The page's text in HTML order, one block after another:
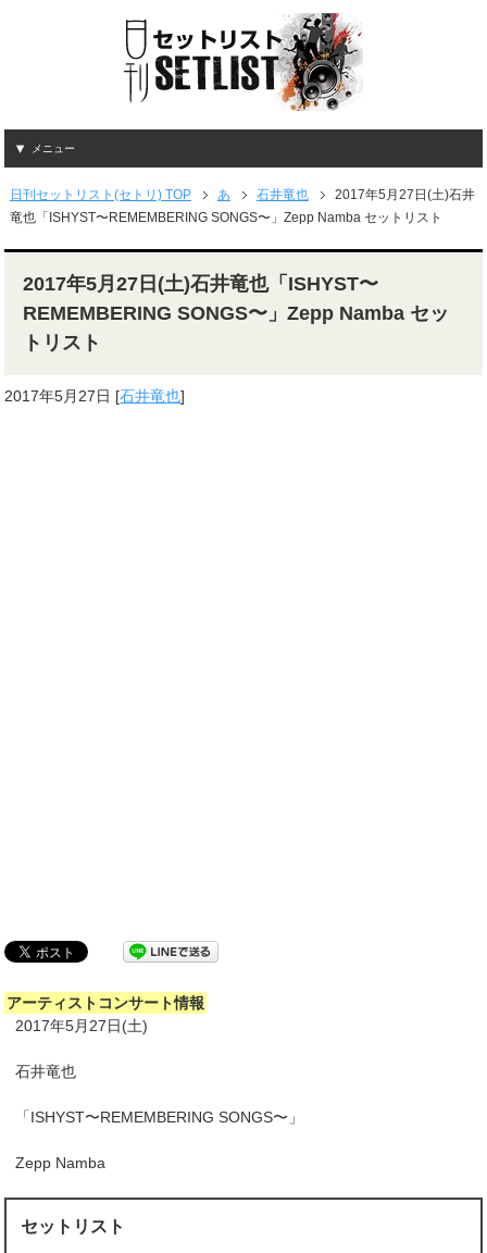
メニュー
日刊セットリスト(セトリ) TOP あ 石井竜也
2017年5月27日(土)石井
竜也「ISHYST〜REMEMBERING SONGS〜」Zepp Namba セットリスト
2017年5月27日(土)石井竜也「ISHYST〜
REMEMBERING SONGS〜」Zepp Namba セッ
トリスト
2017年5月27日 [石井竜也]
アーティストコンサート情報
2017年5月27日(土)
石井竜也
「ISHYST〜REMEMBERING SONGS〜」
Zepp Namba
セットリスト